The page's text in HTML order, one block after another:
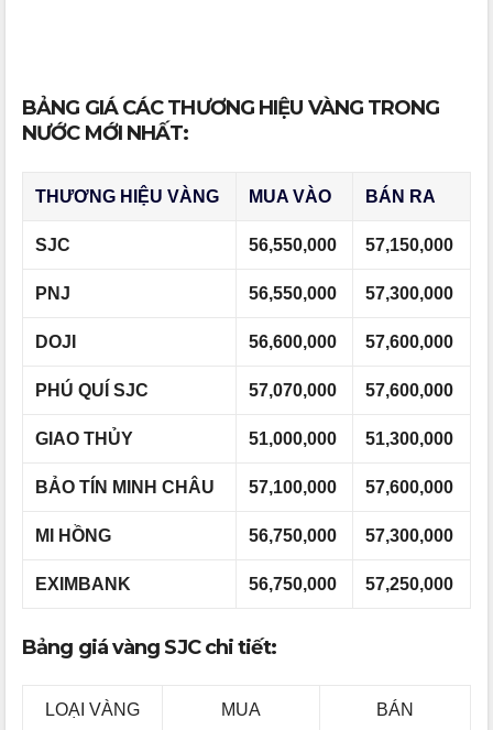
BẢNG GIÁ CÁC THƯƠNG HIỆU VÀNG TRONG
NƯỚC MỚI NHẤT:
THƯƠNG HIỆU VÀNG MUA VÀO BÁN RA
SJC 56,550,000 57,150,000
PNJ 56,550,000 57,300,000
DOJI 56,600,000 57,600,000
PHÚ QUÍ SJC 57,070,000 57,600,000
GIAO THỦY 51,000,000 51,300,000
BẢO TÍN MINH CHÂU 57,100,000 57,600,000
MI HỒNG 56,750,000 57,300,000
EXIMBANK 56,750,000 57,250,000
Bảng giá vàng SJC chi tiết:
LOẠI VÀNG MUA BÁN